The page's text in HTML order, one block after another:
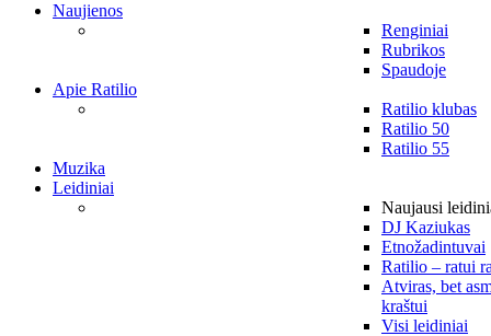
Naujienos
Renginiai
Rubrikos
Spaudoje
Apie Ratilio
Ratilio klubas
Ratilio 50
Ratilio 55
Muzika
Leidiniai
Naujausi
DJ Kaziukas
Etnožadintuvai
Ratilio – ratui
Atviras, bet
kraštui
Visi leidiniai